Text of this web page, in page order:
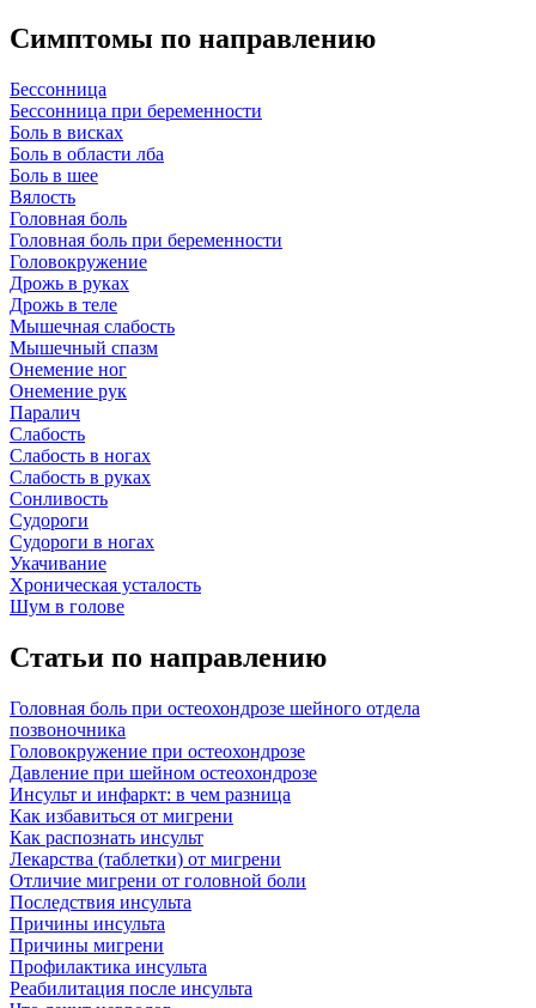
Симптомы по направлению
Бессонница
Бессонница при беременности
Боль в висках
Боль в области лба
Боль в шее
Вялость
Головная боль
Головная боль при беременности
Головокружение
Дрожь в руках
Дрожь в теле
Мышечная слабость
Мышечный спазм
Онемение ног
Онемение рук
Паралич
Слабость
Слабость в ногах
Слабость в руках
Сонливость
Судороги
Судороги в ногах
Укачивание
Хроническая усталость
Шум в голове
Статьи по направлению
Головная боль при остеохондрозе шейного отдела
позвоночника
Головокружение при остеохондрозе
Давление при шейном остеохондрозе
Инсульт и инфаркт: в чем разница
Как избавиться от мигрени
Как распознать инсульт
Лекарства (таблетки) от мигрени
Отличие мигрени от головной боли
Последствия инсульта
Причины инсульта
Причины мигрени
Профилактика инсульта
Реабилитация после инсульта